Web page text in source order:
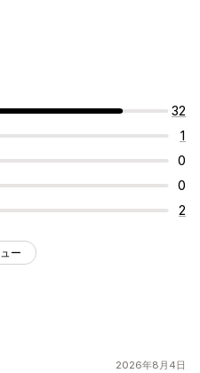
32
1
0
0
2
ー
2026年8月4日